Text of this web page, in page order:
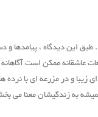
دیدگاه ، پیامدها و
ممکن است آگاهانه
زیبا و در مزرعه ای با
به زندگیشان معنا می